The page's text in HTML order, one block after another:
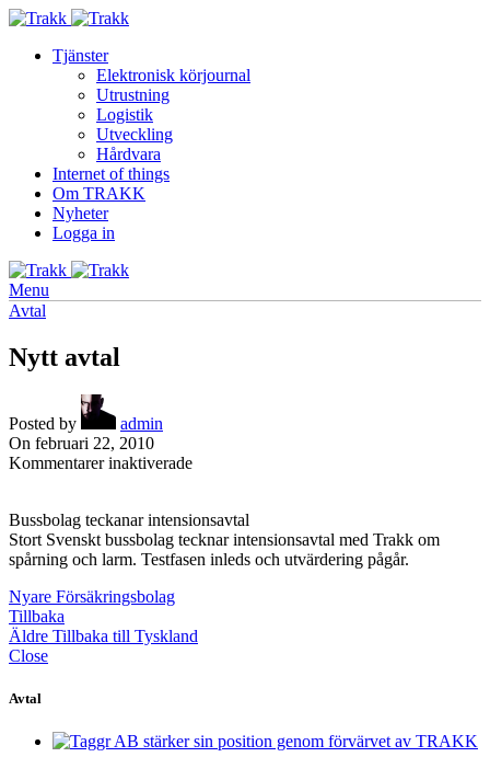
Tjänster
Elektronisk körjournal
Utrustning
Logistik
Utveckling
Hårdvara
Internet of things
Om TRAKK
Nyheter
Logga in
Menu
Avtal
Nytt avtal
Posted by
admin
On februari 22, 2010
Kommentarer inaktiveradeför
Bussbolag teckanar intensionsavtal
Stort Svenskt bussbolag tecknar intensionsavtal med Trakk om
spårning och larm. Testfasen inleds och utvärdering pågår.
Nyare Försäkringsbolag
Tillbaka
Äldre Tillbaka till Tyskland
Close
Avtal